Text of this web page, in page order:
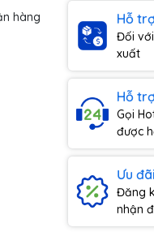
hàng
Hỗ
Đối
xuất
Hỗ
Gọi
được
Ưu
Đăng
nhận